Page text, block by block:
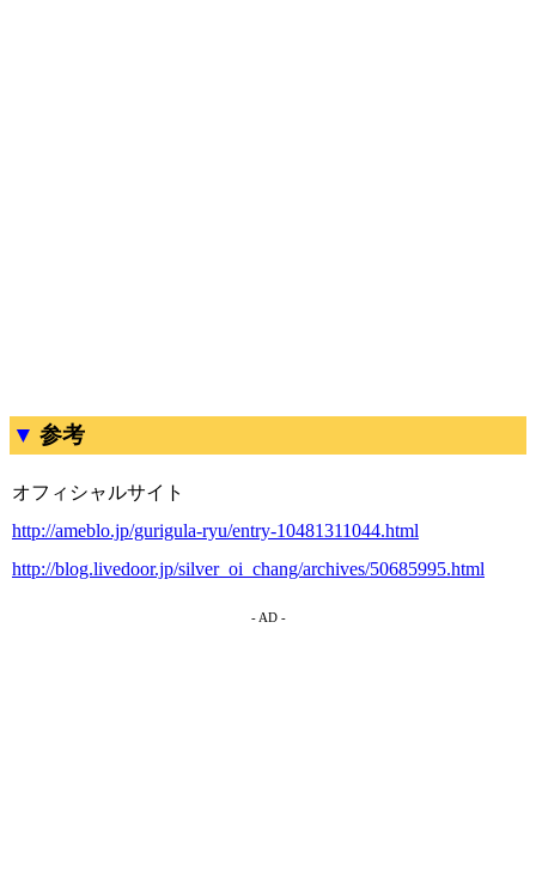
参考
オフィシャルサイト
http://ameblo.jp/gurigula-ryu/entry-10481311044.html
http://blog.livedoor.jp/silver_oi_chang/archives/50685995.html
- AD -